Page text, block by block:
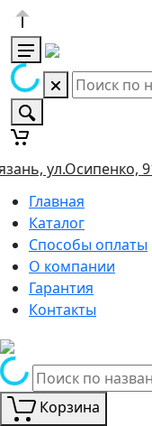
ул.Осипенко,
Главная
Каталог
Способы оплаты
О компании
Гарантия
Контакты
Корзина